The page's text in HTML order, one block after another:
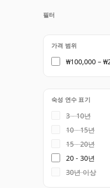
필터
가격 범위
₩100,000 –
숙성 연수 표기
3 - 10년
10 - 15년
15 - 20년
20 - 30년
30년 이상